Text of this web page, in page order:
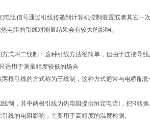
阻信号通过引线传递到计算机控制装置或者其它一
电阻的引线对测量结果会有较大的影响。
式叫二线制：这种引线方法很简单，但由于连接导
适用于测量精度较低的场合
根引线的方式称为三线制，这种方式通常与电桥配
制，其中两根引线为热电阻提供恒定电流I，把R转换
线的电阻影响，主要用于高精度的温度检测。